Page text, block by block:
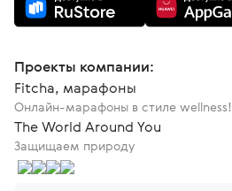
Проекты компании:
Fitcha, марафоны
Онлайн-марафоны в стиле wellness!
The World Around You
Защищаем природу